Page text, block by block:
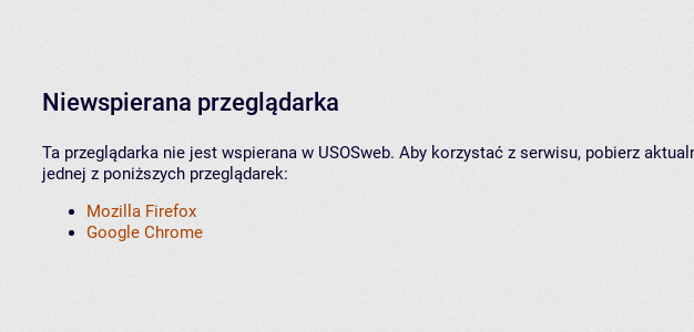
Niewspierana przeglądarka
Ta przeglądarka nie jest wspierana w USOSweb. Aby korzystać z serwisu, pobierz
jednej z poniższych przeglądarek:
Mozilla Firefox
Google Chrome